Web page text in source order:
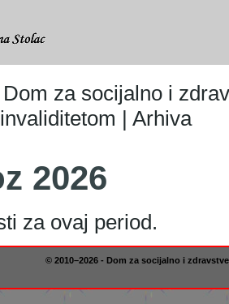
Dom za socijalno i
| Arhiva
2026
za ovaj period.
© 2010–2026 - Dom za socijalno i